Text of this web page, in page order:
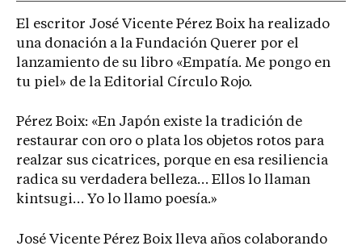
El escritor José Vicente Pérez Boix ha realizado
una donación a la Fundación Querer por el
lanzamiento de su libro «Empatía. Me pongo en
tu piel» de la Editorial Círculo Rojo.
Pérez Boix: «En Japón existe la tradición de
restaurar con oro o plata los objetos rotos para
realzar sus cicatrices, porque en esa resiliencia
radica su verdadera belleza… Ellos lo llaman
kintsugi… Yo lo llamo poesía.»
José Vicente Pérez Boix lleva años colaborando